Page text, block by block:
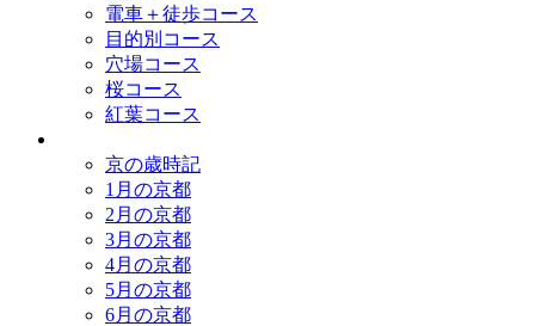
電車＋徒歩コース
目的別コース
穴場コース
桜コース
紅葉コース
京の歳時記
1月の京都
2月の京都
3月の京都
4月の京都
5月の京都
6月の京都